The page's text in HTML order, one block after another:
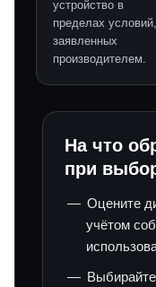
устройство в
пределах условий,
заявленных
производителем.
На что
при
Оцените
учётом